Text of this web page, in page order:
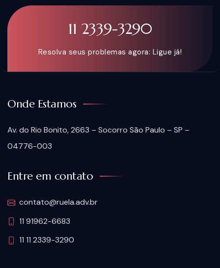
11 2339-3290
Resolva seus problemas agora: Ligue já!
Onde Estamos
Av. do Rio Bonito, 2663 – Socorro São Paulo – SP –
04776-003
Entre em contato
contato@ruela.adv.br
11 91962-6683
11 11 2339-3290